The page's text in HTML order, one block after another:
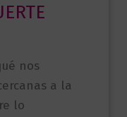
nos
a la
lo